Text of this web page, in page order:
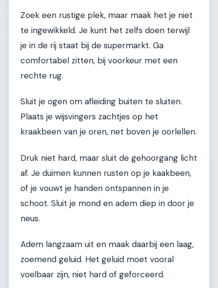
Zoek een rustige plek, maar maak het je niet
te ingewikkeld. Je kunt het zelfs doen terwijl
je in de rij staat bij de supermarkt. Ga
comfortabel zitten, bij voorkeur met een
rechte rug.
Sluit je ogen om afleiding buiten te sluiten.
Plaats je wijsvingers zachtjes op het
kraakbeen van je oren, net boven je oorlellen.
Druk niet hard, maar sluit de gehoorgang licht
af. Je duimen kunnen rusten op je kaakbeen,
of je vouwt je handen ontspannen in je
schoot. Sluit je mond en adem diep in door je
neus.
Adem langzaam uit en maak daarbij een laag,
zoemend geluid. Het geluid moet vooral
voelbaar zijn, niet hard of geforceerd.